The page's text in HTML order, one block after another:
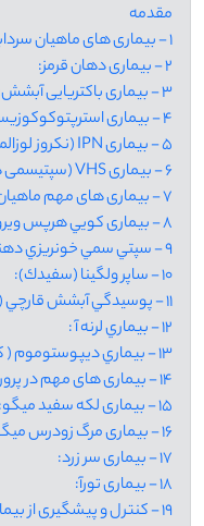
مقدمه
1 - بیماری های ماهیان سردابی
2 - بیماری دهان قرمز:
3 - بیماری باکتریایی آبشش:
4 - بیماری استرپتوکوکوزیس:
5 - بیماری IPN (نکروز لوزالمعده عفونی):
6 - بیماری VHS (سپتیسمی هموراژیک ویروسی):
7 - بیماری های مهم ماهیان گرمابی
8 - بیماری كويي هرپس ويروس:
9 - سپتي سمي خونريزي دهنده باكتريايي:
10 - ساپر ولگينا (سفيدك):
11 - پوسيدگي آبشش قارچي (برانشيو مايكوزيس) :
12 - بيماري لرنه آ :
13 - بيماري ديپوستوموم ( كودي انگلي )‌:
14 - بیماری های مهم در پرورش میگو
15 - بیماری لکه سفید میگو:
16 - بیماری مرگ زودرس میگو:
17 - بیماری سر زرد:
18 - بیماری تورآ:
19 - کنترل و پیشگیری از بیماری ها: